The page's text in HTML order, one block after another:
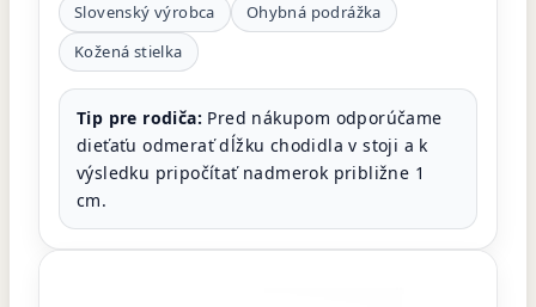
Slovenský výrobca
Ohybná podrážka
Kožená stielka
Tip pre rodiča: Pred nákupom odporúčame
dieťaťu odmerať dĺžku chodidla v stoji a k
výsledku pripočítať nadmerok približne 1
cm.